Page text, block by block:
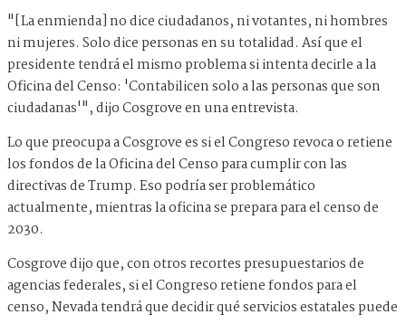
"[La enmienda] no dice ciudadanos, ni votantes, ni hombres
ni mujeres. Solo dice personas en su totalidad. Así que el
presidente tendrá el mismo problema si intenta decirle a la
Oficina del Censo: 'Contabilicen solo a las personas que son
ciudadanas'", dijo Cosgrove en una entrevista.
Lo que preocupa a Cosgrove es si el Congreso revoca o retiene
los fondos de la Oficina del Censo para cumplir con las
directivas de Trump. Eso podría ser problemático
actualmente, mientras la oficina se prepara para el censo de
2030.
Cosgrove dijo que, con otros recortes presupuestarios de
agencias federales, si el Congreso retiene fondos para el
censo, Nevada tendrá que decidir qué servicios estatales puede